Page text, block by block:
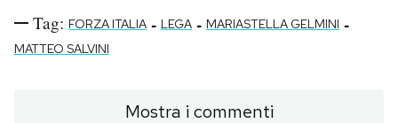
Tag: FORZA ITALIA - LEGA - MARIASTELLA GELMINI -
MATTEO SALVINI
Mostra i commenti